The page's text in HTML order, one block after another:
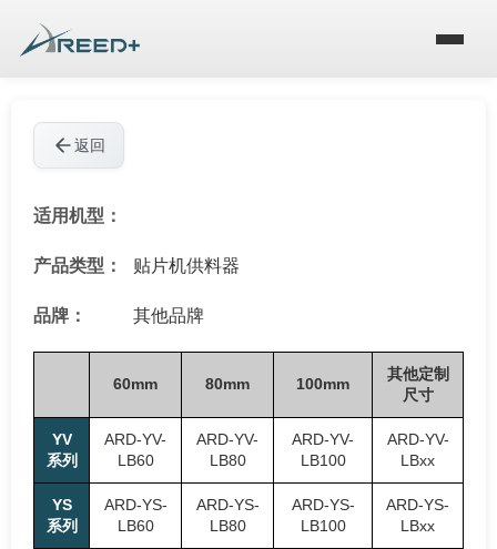
返回
适用机型：
产品类型： 贴片机供料器
品牌： 其他品牌
60mm 80mm 100mm
其他定制
尺寸
YV
系列
ARD-YV-
LB60
ARD-YV-
LB80
ARD-YV-
LB100
ARD-YV-
LBxx
YS
系列
ARD-YS-
LB60
ARD-YS-
LB80
ARD-YS-
LB100
ARD-YS-
LBxx